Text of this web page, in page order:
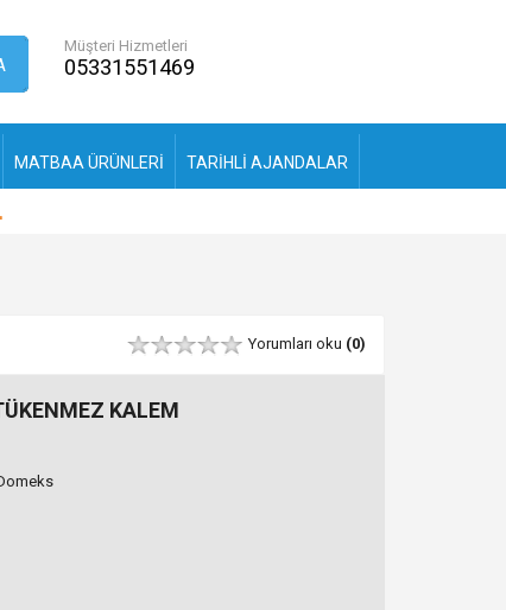
Müşteri Hizmetleri
05331551469
MATBAA ÜRÜNLERİ TARİHLİ AJANDALAR
Yorumları oku (0)
KALEM